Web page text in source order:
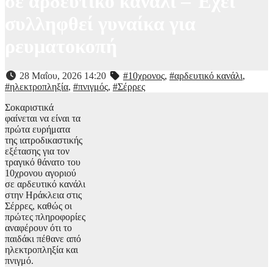
28 Μαΐου, 2026 14:20 #10χρονος, #αρδευτικό κανάλι,
#ηλεκτροπληξία, #πνιγμός, #Σέρρες
Σοκαριστικά
φαίνεται να είναι τα
πρώτα ευρήματα
της ιατροδικαστικής
εξέτασης για τον
τραγικό θάνατο του
10χρονου αγοριού
σε αρδευτικό κανάλι
στην Ηράκλεια στις
Σέρρες, καθώς οι
πρώτες πληροφορίες
αναφέρουν ότι το
παιδάκι πέθανε από
ηλεκτροπληξία και
πνιγμό.